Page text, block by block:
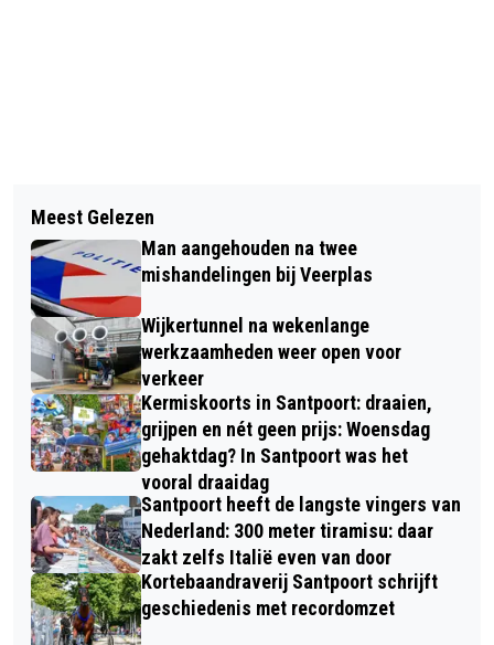
HAARLEMMERHOUT ANTICIPEERT OP
LENTE
BLOEMENDAAL HOUDT DE SPANNING
ERIN
Meest Gelezen
Man aangehouden na twee
mishandelingen bij Veerplas
Wijkertunnel na wekenlange
werkzaamheden weer open voor
verkeer
Kermiskoorts in Santpoort: draaien,
grijpen en nét geen prijs: Woensdag
gehaktdag? In Santpoort was het
vooral draaidag
Santpoort heeft de langste vingers van
Nederland: 300 meter tiramisu: daar
zakt zelfs Italië even van door
Kortebaandraverij Santpoort schrijft
geschiedenis met recordomzet